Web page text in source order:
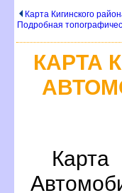
Карта Кигинского
Подробная
КАРТА